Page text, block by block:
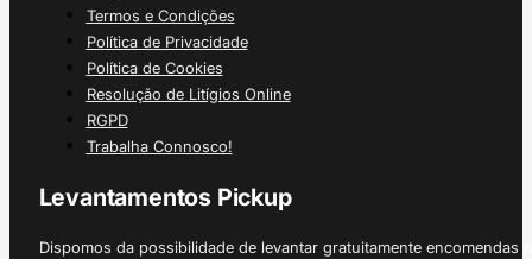
Termos e Condições
Política de Privacidade
Política de Cookies
Resolução de Litígios Online
RGPD
Trabalha Connosco!
Levantamentos Pickup
Dispomos da possibilidade de levantar gratuitamente